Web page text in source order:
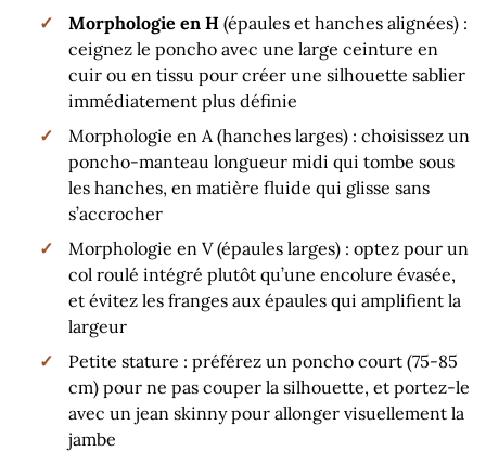
Morphologie en H(épaules et hanches alignées) :
ceignez le poncho avec une large ceinture en
cuir ou en tissu pour créer une silhouette sablier
immédiatement plus définie
Morphologie en A (hanches larges) : choisissez un
poncho-manteau longueur midi qui tombe sous
les hanches, en matière fluide qui glisse sans
s’accrocher
Morphologie en V (épaules larges) : optez pour un
col roulé intégré plutôt qu’une encolure évasée,
et évitez les franges aux épaules qui amplifient la
largeur
Petite stature : préférez un poncho court (75-85
cm) pour ne pas couper la silhouette, et portez-le
avec un jean skinny pour allonger visuellement la
jambe